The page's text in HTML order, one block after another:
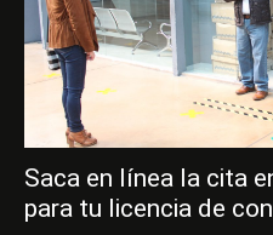
Saca en línea la cita
para tu licencia de